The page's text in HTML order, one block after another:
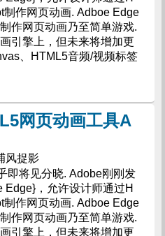
作网页动画. Adboe Edge
作网页动画乃至简单游戏.
引擎上，但未来将增加更
、HTML5音频/视频标签
网页动画工具A
风捉影
即将见分晓. Adobe刚刚发
，允许设计师通过H
作网页动画. Adboe Edge
作网页动画乃至简单游戏.
引擎上，但未来将增加更